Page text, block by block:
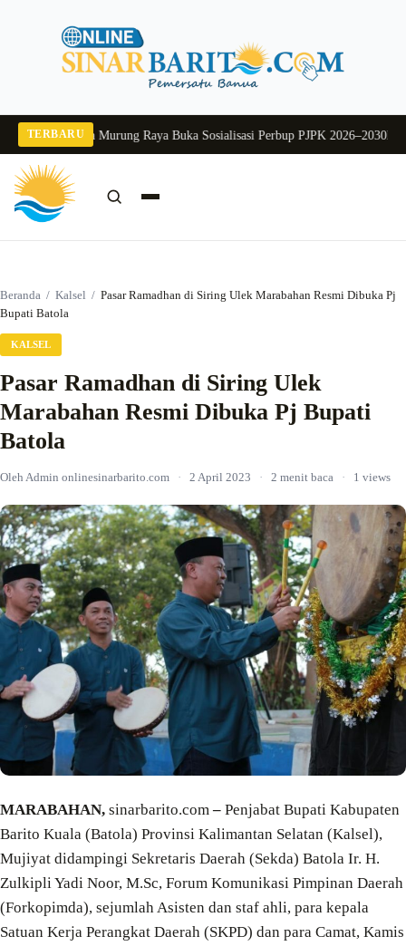
TERBARU
Pj Sekda Murung Raya Buka Sosialisasi Perbup PJPK 2026–2030Dukung
Beranda / Kalsel / Pasar Ramadhan di Siring Ulek Marabahan Resmi Dibuka Pj
Bupati Batola
KALSEL
Pasar Ramadhan di Siring Ulek
Marabahan Resmi Dibuka Pj Bupati
Batola
Oleh Admin onlinesinarbarito.com · 2 April 2023 · 2 menit baca · 1 views
MARABAHAN, sinarbarito.com – Penjabat Bupati Kabupaten
Barito Kuala (Batola) Provinsi Kalimantan Selatan (Kalsel),
Mujiyat didampingi Sekretaris Daerah (Sekda) Batola Ir. H.
Zulkipli Yadi Noor, M.Sc, Forum Komunikasi Pimpinan Daerah
(Forkopimda), sejumlah Asisten dan staf ahli, para kepala
Satuan Kerja Perangkat Daerah (SKPD) dan para Camat, Kamis